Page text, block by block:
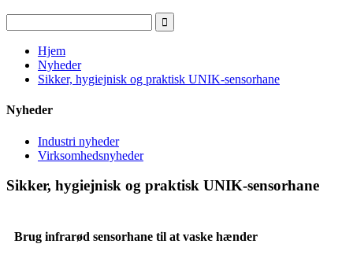
Hjem
Nyheder
Sikker, hygiejnisk og praktisk UNIK-sensorhane
Nyheder
Industri nyheder
Virksomhedsnyheder
Sikker, hygiejnisk og praktisk UNIK-sensorhane
Brug infrarød sensorhane til at vaske hænder